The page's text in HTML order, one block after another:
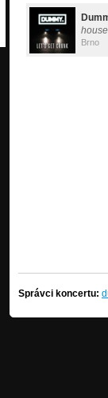
Brno
Správci koncertu: